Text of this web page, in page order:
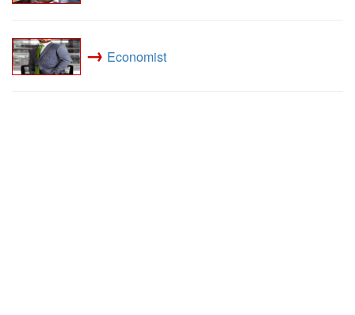
→ Economist